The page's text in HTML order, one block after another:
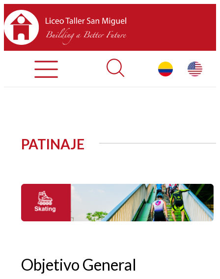
SECCIONES
EQUIPO
PATINAJE
Objetivo General